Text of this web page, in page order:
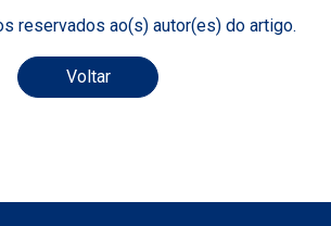
reservados ao(s) autor(es) do artigo.
Voltar